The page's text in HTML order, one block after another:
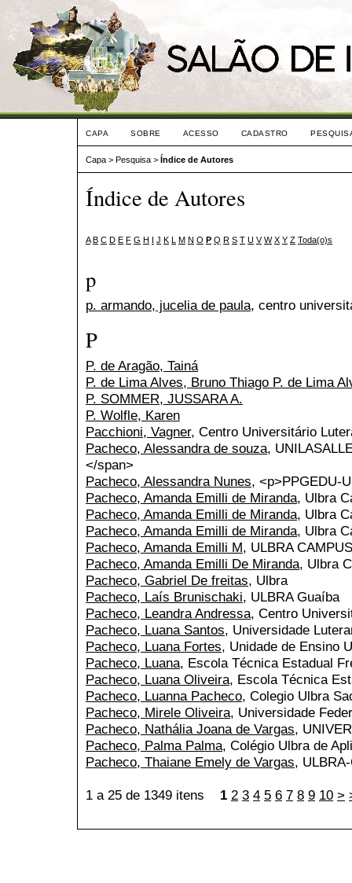
CAPA SOBRE ACESSO CADASTRO
Capa > Pesquisa > Índice de Autores
Índice de Autores
A B C D E F G H I J K L M N O P Q R S T U V W X Y Z Toda(o)s
p
p. armando, jucelia de paula, centro
P
P. de Aragão, Tainá
P. de Lima Alves, Bruno Thiago P. de Lima
P. SOMMER, JUSSARA A.
P. Wolfle, Karen
Pacchioni, Vagner, Centro Universitário
Pacheco, Alessandra de souza,
</span>
Pacheco, Alessandra Nunes, <p>PPGEDU-
Pacheco, Amanda Emilli de Miranda, Ulbra
Pacheco, Amanda Emilli de Miranda, Ulbra
Pacheco, Amanda Emilli de Miranda, Ulbra
Pacheco, Amanda Emilli M, ULBRA
Pacheco, Amanda Emilli De Miranda, Ulbra
Pacheco, Gabriel De freitas, Ulbra
Pacheco, Laís Brunischaki, ULBRA Guaíba
Pacheco, Leandra Andressa, Centro
Pacheco, Luana Santos, Universidade
Pacheco, Luana Fortes, Unidade de Ensino
Pacheco, Luana, Escola Técnica Estadual
Pacheco, Luana Oliveira, Escola Técnica
Pacheco, Luanna Pacheco, Colegio Ulbra
Pacheco, Mirele Oliveira, Universidade
Pacheco, Nathália Joana de Vargas,
Pacheco, Palma Palma, Colégio Ulbra de
Pacheco, Thaiane Emely de Vargas,
1 a 25 de 1349 itens 1 2 3 4 5 6 7 8 9 10 >